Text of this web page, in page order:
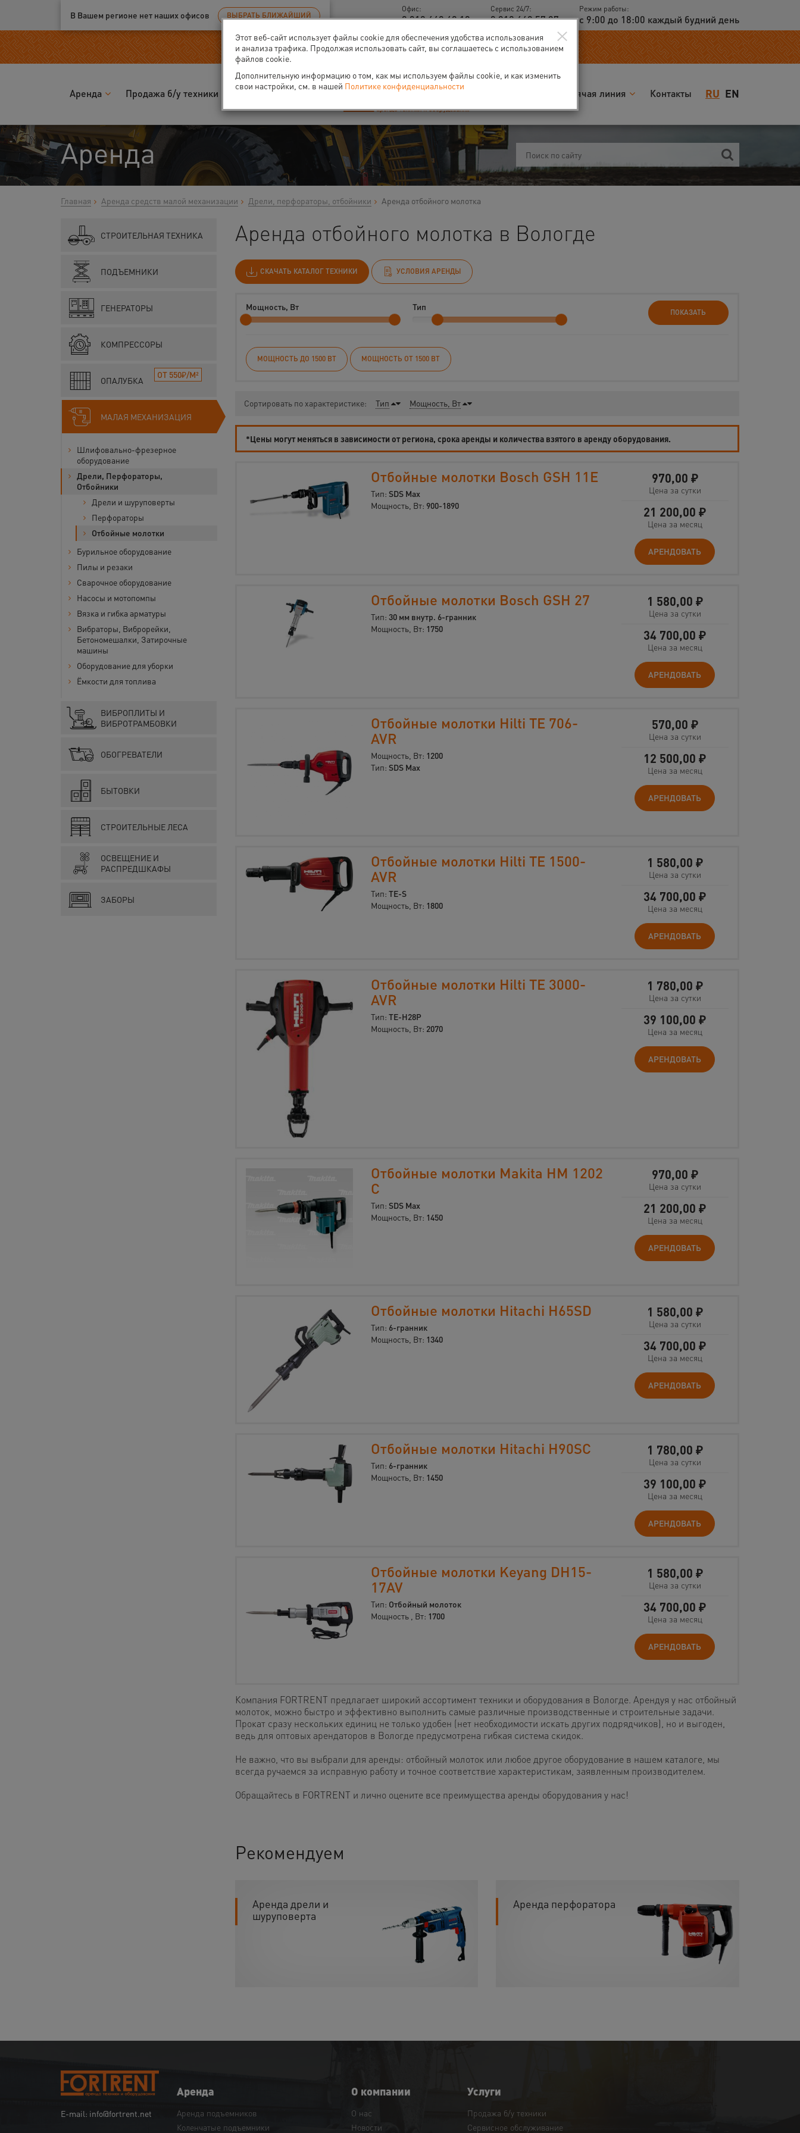
Ваш город:Вологда
В Вашем регионе нет наших офисов ВЫБРАТЬ БЛИЖАЙШИЙ
Офис:
8 812 448 48 18
Сервис 24/7:
8 812 449 57 97
Режим работы:
с 9:00 до 18:00 каждый будний день
Новый прайс-лист с 01.02.2025
RU EN
Аренда Продажа б/у техники Запчасти О нас Горячая линия Контакты
Аренда
Главная Аренда средств малой механизации Дрели, перфораторы, отбойники Аренда отбойного молотка
СТРОИТЕЛЬНАЯ ТЕХНИКА
ПОДЪЕМНИКИ
ГЕНЕРАТОРЫ
КОМПРЕССОРЫ
ОПАЛУБКА
ОТ 550₽/М²
МАЛАЯ МЕХАНИЗАЦИЯ
Шлифовально-фрезерное
оборудование
Дрели, Перфораторы,
Отбойники
Дрели и шуруповерты
Перфораторы
Отбойные молотки
Бурильное оборудование
Пилы и резаки
Сварочное оборудование
Насосы и мотопомпы
Вязка и гибка арматуры
Вибраторы, Виброрейки,
Бетономешалки, Затирочные
машины
Оборудование для уборки
Ёмкости для топлива
ВИБРОПЛИТЫ И
ВИБРОТРАМБОВКИ
ОБОГРЕВАТЕЛИ
БЫТОВКИ
СТРОИТЕЛЬНЫЕ ЛЕСА
ОСВЕЩЕНИЕ И
РАСПРЕДШКАФЫ
ЗАБОРЫ
Аренда отбойного молотка в Вологде
СКАЧАТЬ КАТАЛОГ ТЕХНИКИ УСЛОВИЯ АРЕНДЫ
Мощность, Вт Тип
ПОКАЗАТЬ
МОЩНОСТЬ ДО 1500 ВТ МОЩНОСТЬ ОТ 1500 ВТ
Сортировать по характеристике: Тип Мощность, Вт
*Цены могут меняться в зависимости от региона, срока аренды и количества взятого в аренду оборудования.
Отбойные молотки Bosch GSH 11E
Тип: SDS Max
Мощность, Вт: 900-1890
970,00 ₽
Цена за сутки
21 200,00 ₽
Цена за месяц
АРЕНДОВАТЬ
Отбойные молотки Bosch GSH 27
Тип: 30 мм внутр. 6-гранник
Мощность, Вт: 1750
1 580,00 ₽
Цена за сутки
34 700,00 ₽
Цена за месяц
АРЕНДОВАТЬ
Отбойные молотки Hilti TE 706-
AVR
Мощность, Вт: 1200
Тип: SDS Max
570,00 ₽
Цена за сутки
12 500,00 ₽
Цена за месяц
АРЕНДОВАТЬ
Отбойные молотки Hilti TE 1500-
AVR
Тип: TE-S
Мощность, Вт: 1800
1 580,00 ₽
Цена за сутки
34 700,00 ₽
Цена за месяц
АРЕНДОВАТЬ
Отбойные молотки Hilti TE 3000-
AVR
Тип: TE-H28P
Мощность, Вт: 2070
1 780,00 ₽
Цена за сутки
39 100,00 ₽
Цена за месяц
АРЕНДОВАТЬ
Отбойные молотки Makita HM 1202
C
Тип: SDS Max
Мощность, Вт: 1450
970,00 ₽
Цена за сутки
21 200,00 ₽
Цена за месяц
АРЕНДОВАТЬ
Отбойные молотки Hitachi H65SD
Тип: 6-гранник
Мощность, Вт: 1340
1 580,00 ₽
Цена за сутки
34 700,00 ₽
Цена за месяц
АРЕНДОВАТЬ
Отбойные молотки Hitachi H90SC
Тип: 6-гранник
Мощность, Вт: 1450
1 780,00 ₽
Цена за сутки
39 100,00 ₽
Цена за месяц
АРЕНДОВАТЬ
Отбойные молотки Keyang DH15-
17AV
Тип: Отбойный молоток
Мощность , Вт: 1700
1 580,00 ₽
Цена за сутки
34 700,00 ₽
Цена за месяц
АРЕНДОВАТЬ
Компания FORTRENT предлагает широкий ассортимент техники и оборудования в Вологде. Арендуя у нас отбойный
молоток, можно быстро и эффективно выполнить самые различные производственные и строительные задачи.
Прокат сразу нескольких единиц не только удобен (нет необходимости искать других подрядчиков), но и выгоден,
ведь для оптовых арендаторов в Вологде предусмотрена гибкая система скидок.
Не важно, что вы выбрали для аренды: отбойный молоток или любое другое оборудование в нашем каталоге, мы
всегда ручаемся за исправную работу и точное соответствие характеристикам, заявленным производителем.
Обращайтесь в FORTRENT и лично оцените все преимущества аренды оборудования у нас!
Рекомендуем
Аренда дрели и
шуруповерта
Аренда перфоратора
E-mail: info@fortrent.net
Аренда
Аренда подъемников
Коленчатые подъемники
О компании
О нас
Новости
Услуги
Продажа б/у техники
Сервисное обслуживание
×
Этот веб-сайт использует файлы cookie для обеспечения удобства использования
и анализа трафика. Продолжая использовать сайт, вы соглашаетесь с использованием
файлов cookie.
Дополнительную информацию о том, как мы используем файлы cookie, и как изменить
свои настройки, см. в нашей Политике конфиденциальности